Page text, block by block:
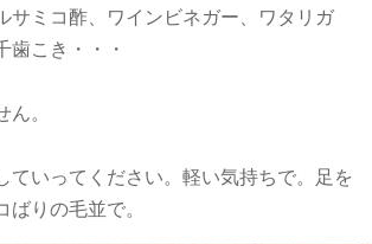
ミコ酢、ワインビネガー、ワタリガ
歯こき・・・
ん。
ていってください。軽い気持ちで。足を
ばりの毛並で。